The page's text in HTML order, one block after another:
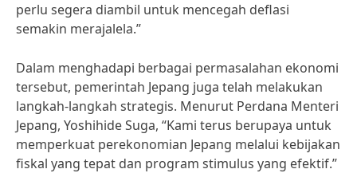
perlu segera diambil untuk mencegah deflasi
semakin merajalela.”
Dalam menghadapi berbagai permasalahan ekonomi
tersebut, pemerintah Jepang juga telah melakukan
langkah-langkah strategis. Menurut Perdana Menteri
Jepang, Yoshihide Suga, “Kami terus berupaya untuk
memperkuat perekonomian Jepang melalui kebijakan
fiskal yang tepat dan program stimulus yang efektif.”